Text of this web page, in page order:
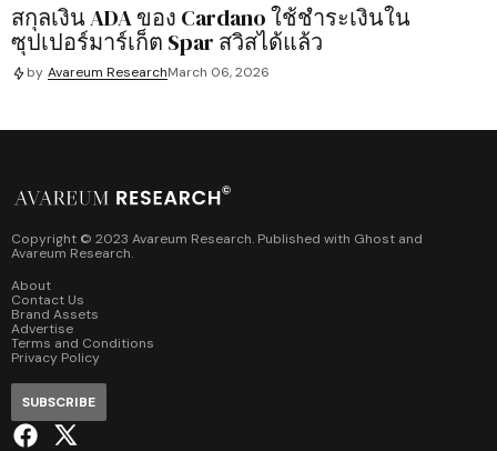
สกุลเงิน ADA ของ Cardano ใช้ชำระเงินใน
ซุปเปอร์มาร์เก็ต Spar สวิสได้แล้ว
by Avareum ResearchMarch 06, 2026
Copyright © 2023 Avareum Research. Published with Ghost and
Avareum Research.
About
Contact Us
Brand Assets
Advertise
Terms and Conditions
Privacy Policy
SUBSCRIBE